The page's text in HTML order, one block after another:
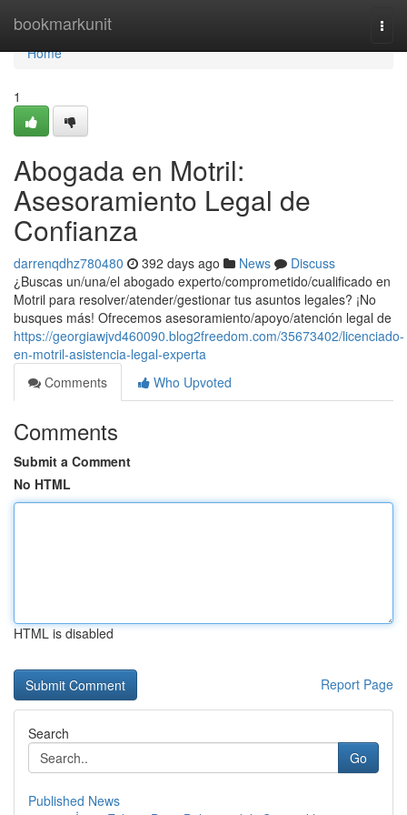
bookmarkunit
Home
Home
1
Abogada en Motril:
Asesoramiento Legal de
Confianza
darrenqdhz780480 392 days ago News
Discuss
¿Buscas un/una/el abogado experto/comprometido/cualificado en
Motril para resolver/atender/gestionar tus asuntos legales? ¡No
busques más! Ofrecemos asesoramiento/apoyo/atención legal de
https://georgiawjvd460090.blog2freedom.com/35673402/licenciado-
en-motril-asistencia-legal-experta
Comments
Who Upvoted
Comments
Submit a Comment
No HTML
HTML is disabled
Report Page
Search
Go
Published News